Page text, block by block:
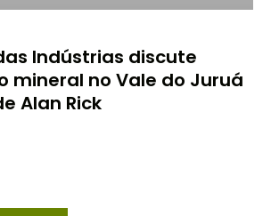
Indústrias discute
mineral no Vale do Juruá
Alan Rick